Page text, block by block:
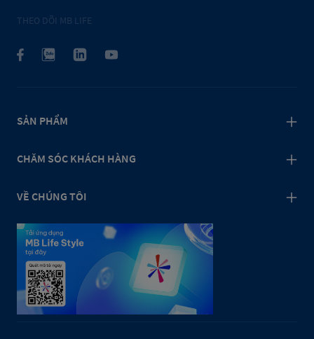
THEO DÕI MB LIFE
SẢN PHẨM
CHĂM SÓC KHÁCH HÀNG
VỀ CHÚNG TÔI